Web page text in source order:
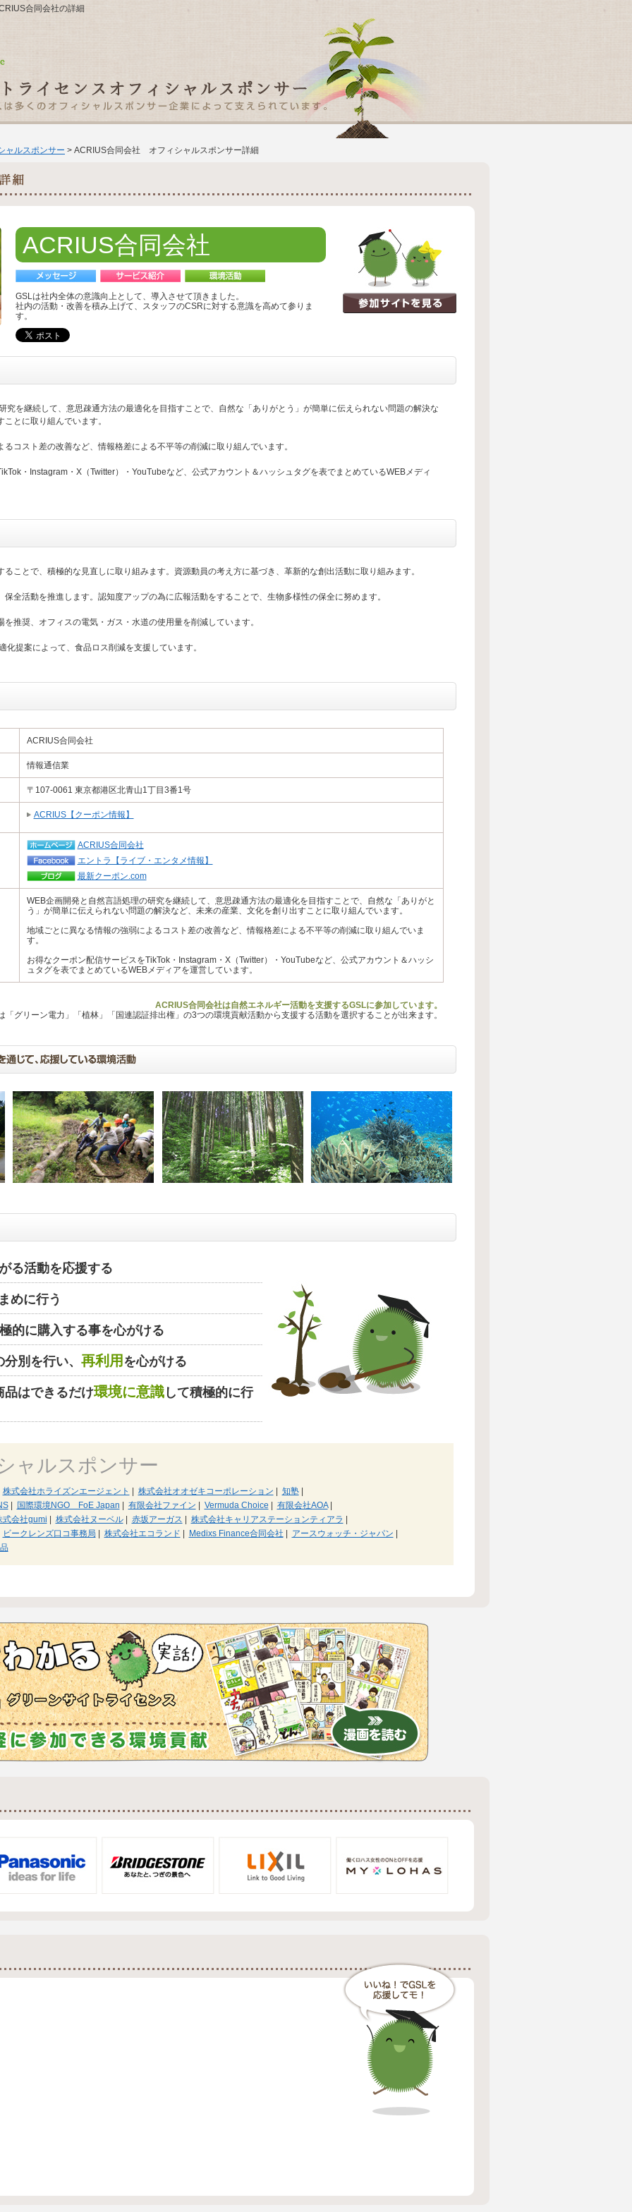
合同会社の詳細
ャルスポンサー > ACRIUS合同会社 オフィシャルスポンサー詳細
ACRIUS合同会社
GSLは社内全体の意識向上として、導入させて頂きました。
社内の活動・改善を積み上げて、スタッフのCSRに対する意識を高めて参りま
す。
究を継続して、意思疎通方法の最適化を目指すことで、自然な「ありがとう」が簡単に伝えられない問題の解決な
とに取り組んでいます。
コスト差の改善など、情報格差による不平等の削減に取り組んでいます。
・Instagram・X（Twitter）・YouTubeなど、公式アカウント＆ハッシュタグを表でまとめているWEBメディ
ことで、積極的な見直しに取り組みます。資源動員の考え方に基づき、革新的な創出活動に取り組みます。
全活動を推進します。認知度アップの為に広報活動をすることで、生物多様性の保全に努めます。
推奨、オフィスの電気・ガス・水道の使用量を削減しています。
化提案によって、食品ロス削減を支援しています。
ACRIUS合同会社
情報通信業
〒107-0061 東京都港区北青山1丁目3番1号
ACRIUS【クーポン情報】
ACRIUS合同会社
エントラ【ライブ・エンタメ情報】
最新クーポン.com
WEB企画開発と自然言語処理の研究を継続して、意思疎通方法の最適化を目指すことで、自然な「ありがと
う」が簡単に伝えられない問題の解決など、未来の産業、文化を創り出すことに取り組んでいます。
地域ごとに異なる情報の強弱によるコスト差の改善など、情報格差による不平等の削減に取り組んでいま
す。
お得なクーポン配信サービスをTikTok・Instagram・X（Twitter）・YouTubeなど、公式アカウント＆ハッシ
ュタグを表でまとめているWEBメディアを運営しています。
ACRIUS合同会社は自然エネルギー活動を支援するGSLに参加しています。
「グリーン電力」「植林」「国連認証排出権」の3つの環境貢献活動から支援する活動を選択することが出来ます。
る活動を応援する
めに行う
的に購入する事を心がける
別を行い、 再利用 を心がける
品はできるだけ環境に意識して積極的に行
ャルスポンサー
株式会社ホライズンエージェント | 株式会社オオゼキコーポレーション | 知塾|
| 国際環境NGO FoE Japan | 有限会社ファイン | Vermuda Choice | 有限会社AOA|
式会社gumi | 株式会社ヌーベル| 赤坂アーガス | 株式会社キャリアステーションティアラ |
ビークレンズ口コ事務局 | 株式会社エコランド | Medixs Finance合同会社 | アースウォッチ・ジャパン |